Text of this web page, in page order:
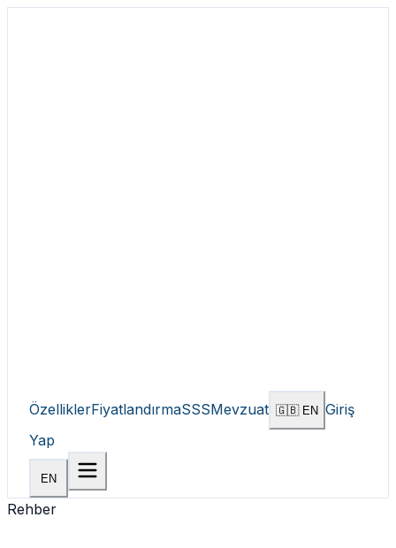
ÖzelliklerFiyatlandırmaSSSMevzuat 🇬🇧 EN Giriş
Yap
EN
Rehber